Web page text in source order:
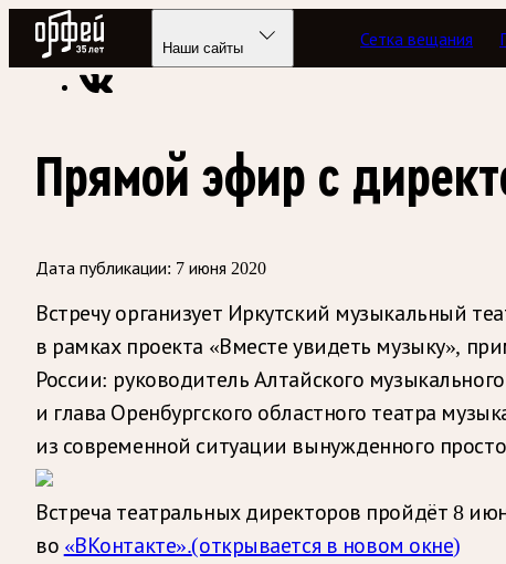
Радио Орфей
Наши сайты Сетка вещания
Радио классической музыки «Орфей» Новости
Прямой эфир с
Дата публикации: 7 июня 2020
Встречу организует Иркутский музыкальный
в рамках проекта «Вместе увидеть музыку»,
России: руководитель Алтайского
и глава Оренбургского областного театра
из современной ситуации вынужденного
Встреча театральных директоров пройдёт 8
во «ВКонтакте».(открывается в новом окне)